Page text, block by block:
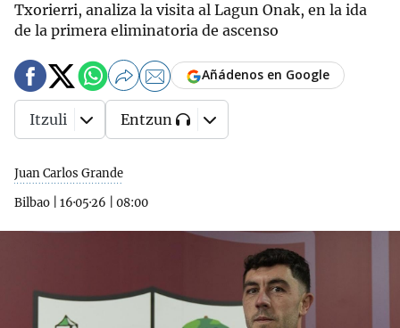
Txorierri, analiza la visita al Lagun Onak, en la ida
de la primera eliminatoria de ascenso
Juan Carlos Grande
Bilbao
16·05·26 08:00
Añádenos en Google
Itzuli Entzun